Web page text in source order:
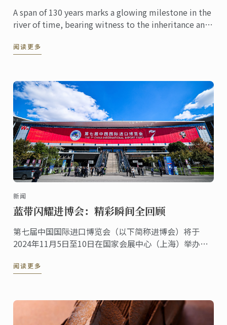
A span of 130 years marks a glowing milestone in the
river of time, bearing witness to the inheritance and
阅读更多
新闻
蓝带闪耀进博会：精彩瞬间全回顾
第七届中国国际进口博览会（以下简称进博会）将于
2024年11月5日至10日在国家会展中心（上海）举办。
自本土、传承百年烹饪传统与创新精神的蓝带国际学院
阅读更多